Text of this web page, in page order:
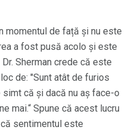
momentul de față și nu este
a fost pusă acolo și este
Sherman crede că este
de: "Sunt atât de furios
că și dacă nu aș face-o
mai.“ Spune că acest lucru
sentimentul este